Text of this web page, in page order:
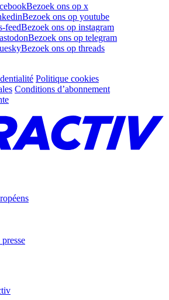
Bezoek ons op x
Bezoek ons op youtube
feedBezoek ons op instagram
Bezoek ons op telegram
Bezoek ons op threads
Politique cookies
Conditions d’abonnement